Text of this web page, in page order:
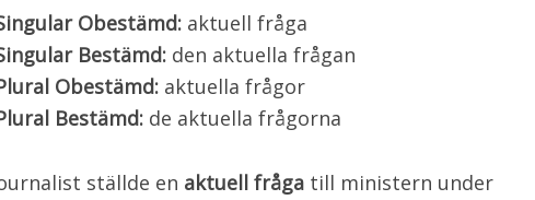
Obestämd: aktuell fråga
Bestämd: den aktuella frågan
Obestämd: aktuella frågor
Bestämd: de aktuella frågorna
ställde en aktuell fråga till ministern under